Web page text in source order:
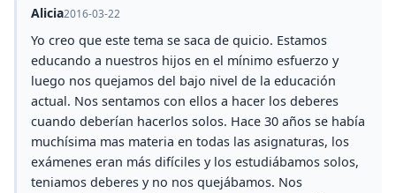
Alicia2016-03-22
Yo creo que este tema se saca de quicio. Estamos
educando a nuestros hijos en el mínimo esfuerzo y
luego nos quejamos del bajo nivel de la educación
actual. Nos sentamos con ellos a hacer los deberes
cuando deberían hacerlos solos. Hace 30 años se había
muchísima mas materia en todas las asignaturas, los
exámenes eran más difíciles y los estudiábamos solos,
teniamos deberes y no nos quejábamos. Nos